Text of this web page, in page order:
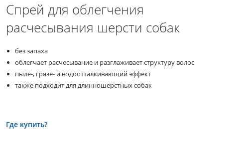
Спрей для облегчения
расчесывания шерсти собак
без запаха
облегчает расчесывание и разглаживает структуру волос
пыле-, грязе- и водоотталкивающий эффект
также подходит для длинношерстных собак
Где купить?